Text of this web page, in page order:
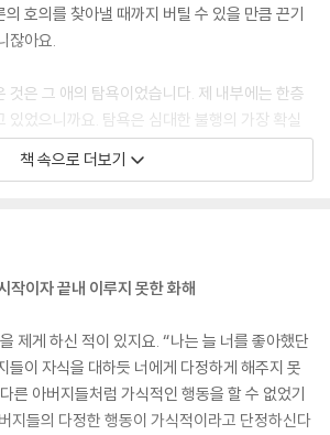
호의를 찾아낼 때까지 버틸 수 있을 만큼 끈기
잖아요.
것은 그 애의 탐욕이었습니다. 제 내부에는 한층
있었으니까요. 탐욕은 심대한 불행의 가장 확실
대해서든 좀처럼 확신을 가질 수 없었습니다. 그
잡거나 입안에 넣은 것만을, 최소한 막 그러려는
땅히 해주셔야 했던 것은 무엇인가를 가르치는
버지의 유대주의가 더 확고했다면, 아버지의 본
것이 되었겠지요. 이는 자명한 사실이며, 거듭
한 질책이 결코 아닙니다. 아버지의 책망에 대한
책 속으로 더보기
작이자 끝내 이루지 못한 화해
제게 하신 적이 있지요. “나는 늘 너를 좋아했단
들이 자식을 대하듯 너에게 다정하게 해주지 못
른 아버지들처럼 가식적인 행동을 할 수 없었기
지들의 다정한 행동이 가식적이라고 단정하신다